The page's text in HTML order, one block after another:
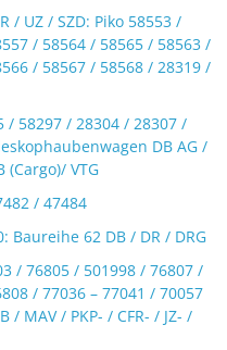
/ UZ / SZD: Piko 58553 /
/ 58564 / 58565 / 58563 /
/ 58567 / 58568 / 28319 /
/ 58297 / 28304 / 28307 /
DB AG /
(Cargo)/ VTG
/ 47484
Baureihe 62 DB / DR / DRG
/ 76805 / 501998 / 76807 /
/ 77036 – 77041 / 70057
/ MAV / PKP- / CFR- / JZ- /